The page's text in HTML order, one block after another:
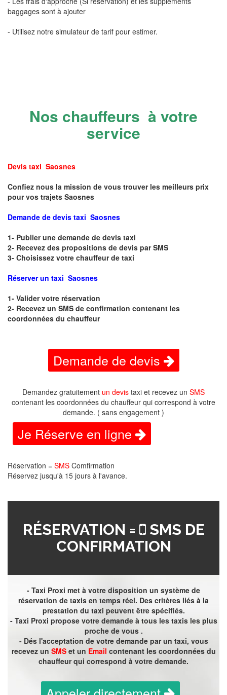
baggages sont à ajouter
- Utilisez notre simulateur de tarif pour estimer.
Nos chauffeurs à votre
service
Devis taxi Saosnes
Confiez nous la mission de vous trouver les meilleurs prix
pour vos trajets Saosnes
Demande de devis taxi Saosnes
1- Publier une demande de devis taxi
2- Recevez des propositions de devis par SMS
3- Choisissez votre chauffeur de taxi
Réserver un taxi Saosnes
1- Valider votre réservation
2- Recevez un SMS de confirmation contenant les
coordonnées du chauffeur
Demande de devis
Demandez gratuitement un devis taxi et recevez un SMS
contenant les coordonnées du chauffeur qui correspond à votre
demande. ( sans engagement )
Je Réserve en ligne
Réservation = SMS Comfirmation
Réservez jusqu'à 15 jours à l'avance.
RÉSERVATION =
SMS DE
CONFIRMATION
- Taxi Proxi met à votre disposition un système de
réservation de taxis en temps réel. Des critères liés à la
prestation du taxi peuvent être spécifiés.
- Taxi Proxi propose votre demande à tous les taxis les plus
proche de vous .
- Dés l'acceptation de votre demande par un taxi, vous
recevez un SMSet un Email contenant les coordonnées du
chauffeur qui correspond à votre demande.